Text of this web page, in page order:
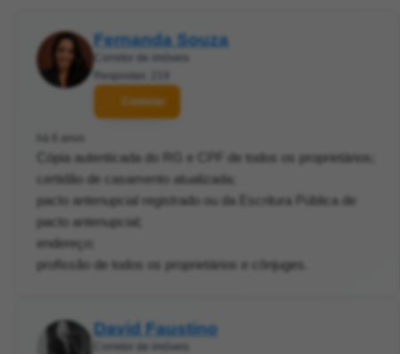
Fernanda Souza
Corretor de imóveis
Respostas: 219
Contatar
há 6 anos
Cópia autenticada do RG e CPF de todos os proprietários;
certidão de casamento atualizada;
pacto antenupcial registrado ou da Escritura Pública de
pacto antenupcial;
endereço;
profissão de todos os proprietários e cônjuges.
David Faustino
Corretor de imóveis